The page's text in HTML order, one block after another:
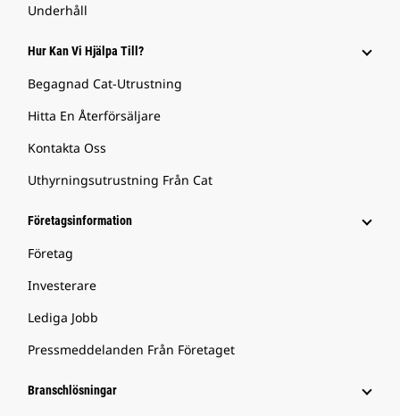
Underhåll
Hur Kan Vi Hjälpa Till?
Begagnad Cat-Utrustning
Hitta En Återförsäljare
Kontakta Oss
Uthyrningsutrustning Från Cat
Företagsinformation
Företag
Investerare
Lediga Jobb
Pressmeddelanden Från Företaget
Branschlösningar